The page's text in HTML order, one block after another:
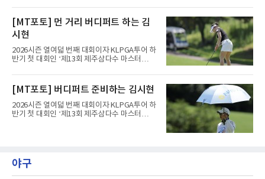
제주도 서귀포시에 위치한 테디밸리 골프앤리조
트(파72/6,767야드)에서 열리고 있다.6일 현재
1라운드 경기가 펼쳐지고 있다.김시현(NH투자
증권)이 1번 홀에서 경기하고 있다.
[MT포토] 먼 거리 버디퍼트 하는 김
시현
2026시즌 열여덟 번째 대회이자 KLPGA투어 하
반기 첫 대회인 ‘제13회 제주삼다수 마스터
제주도 서귀포시에 위치한 테디밸리 골프앤리조
트(파72/6,767야드)에서 열리고 있다.6일 현재
1라운드 경기가 펼쳐지고 있다.김시현(NH투자
증권)이 1번 홀에서 경기하고 있다.
[MT포토] 버디퍼트 준비하는 김시현
2026시즌 열여덟 번째 대회이자 KLPGA투어 하
반기 첫 대회인 ‘제13회 제주삼다수 마스터
증권)이 1번 홀에서 경기하고 있다.
야구